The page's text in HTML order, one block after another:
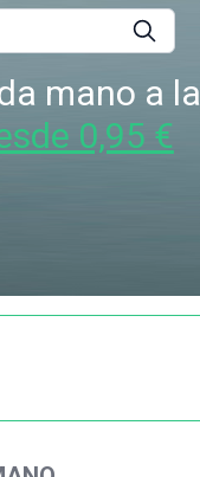
mano a la
0,95 €